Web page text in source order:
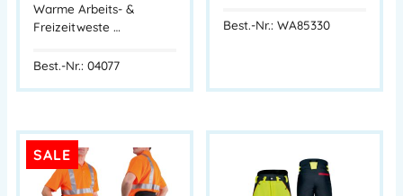
Warme Arbeits- &
Freizeitweste …
Best.-Nr.: 04077
Best.-Nr.: WA85330
SALE